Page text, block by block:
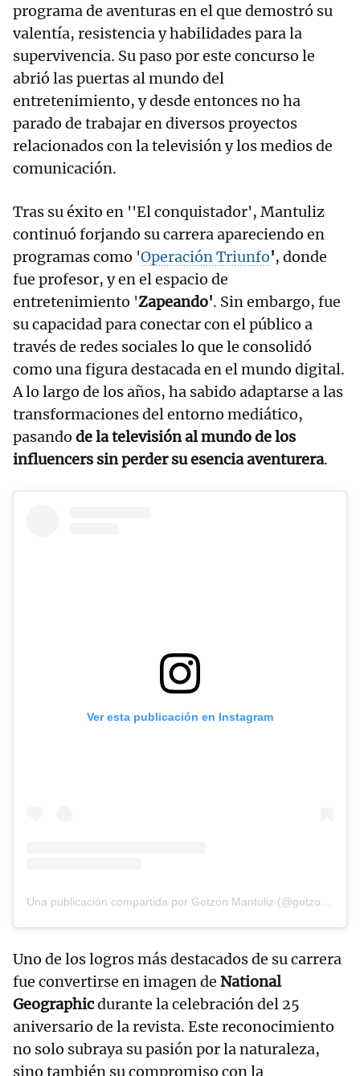
programa de aventuras en el que demostró su
valentía, resistencia y habilidades para la
supervivencia. Su paso por este concurso le
abrió las puertas al mundo del
entretenimiento, y desde entonces no ha
parado de trabajar en diversos proyectos
relacionados con la televisión y los medios de
comunicación.
Tras su éxito en ''El conquistador', Mantuliz
continuó forjando su carrera apareciendo en
programas como 'Operación Triunfo', donde
fue profesor, y en el espacio de
entretenimiento 'Zapeando'. Sin embargo, fue
su capacidad para conectar con el público a
través de redes sociales lo que le consolidó
como una figura destacada en el mundo digital.
A lo largo de los años, ha sabido adaptarse a las
transformaciones del entorno mediático,
pasando de la televisión al mundo de los
influencers sin perder su esencia aventurera.
Ver esta publicación en Instagram
Uno de los logros más destacados de su carrera
fue convertirse en imagen de National
Geographicdurante la celebración del 25
aniversario de la revista. Este reconocimiento
no solo subraya su pasión por la naturaleza,
sino también su compromiso con la